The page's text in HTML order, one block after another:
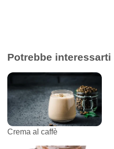
Potrebbe interessarti
Crema al caffè